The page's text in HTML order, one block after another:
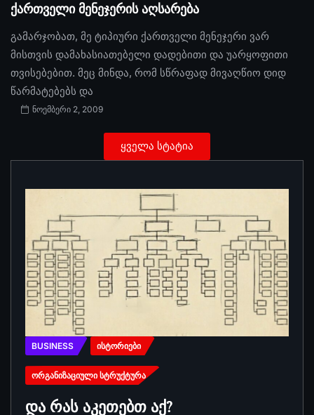
ქართველი მენეჯერის აღსარება
გამარჯობათ, მე ტიპიური ქართველი მენეჯერი ვარ
მისთვის დამახასიათებელი დადებითი და უარყოფითი
თვისებებით. მეც მინდა, რომ სწრაფად მივაღწიო დიდ
წარმატებებს და
ნოემბერი 2, 2009
ყველა სტატია
BUSINESS ᲘᲡᲢᲝᲠᲘᲔᲑᲘ
ᲝᲠᲒᲐᲜᲘᲖᲐᲪᲘᲣᲚᲘ ᲡᲢᲠᲣᲥᲢᲣᲠᲐ
და რას აკეთებთ აქ?